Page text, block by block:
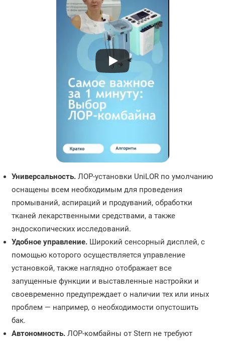
Универсальность.ЛОР-установки UniLOR по умолчанию
оснащены всем необходимым для проведения
промываний, аспираций и продуваний, обработки
тканей лекарственными средствами, а также
эндоскопических исследований.
Удобное управление.Широкий сенсорный дисплей, с
помощью которого осуществляется управление
установкой, также наглядно отображает все
запущенные функции и выставленные настройки и
своевременно предупреждает о наличии тех или иных
проблем — например, о необходимости опустошить
бак.
Автономность.ЛОР-комбайны от Stern не требуют